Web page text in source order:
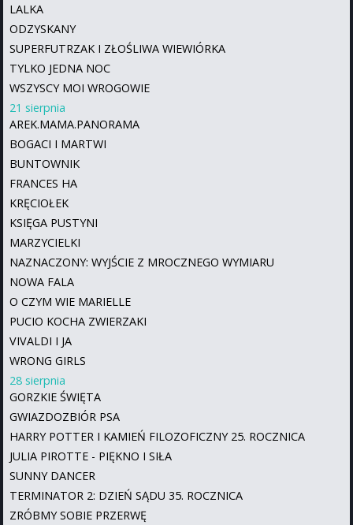
LALKA
ODZYSKANY
SUPERFUTRZAK I ZŁOŚLIWA WIEWIÓRKA
TYLKO JEDNA NOC
WSZYSCY MOI WROGOWIE
21 sierpnia
AREK.MAMA.PANORAMA
BOGACI I MARTWI
BUNTOWNIK
FRANCES HA
KRĘCIOŁEK
KSIĘGA PUSTYNI
MARZYCIELKI
NAZNACZONY: WYJŚCIE Z MROCZNEGO WYMIARU
NOWA FALA
O CZYM WIE MARIELLE
PUCIO KOCHA ZWIERZAKI
VIVALDI I JA
WRONG GIRLS
28 sierpnia
GORZKIE ŚWIĘTA
GWIAZDOZBIÓR PSA
HARRY POTTER I KAMIEŃ FILOZOFICZNY 25. ROCZNICA
JULIA PIROTTE - PIĘKNO I SIŁA
SUNNY DANCER
TERMINATOR 2: DZIEŃ SĄDU 35. ROCZNICA
ZRÓBMY SOBIE PRZERWĘ